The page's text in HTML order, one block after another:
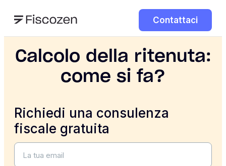
Contattaci
Calcolo della ritenuta:
come si fa?
Richiedi una consulenza
fiscale gratuita